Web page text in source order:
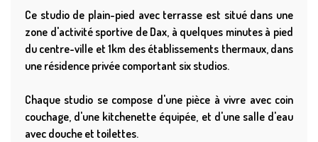
Ce studio de plain-pied avec terrasse est situé dans une
zone d'activité sportive de Dax, à quelques minutes à pied
du centre-ville et 1km des établissements thermaux, dans
une résidence privée comportant six studios.
Chaque studio se compose d'une pièce à vivre avec coin
couchage, d'une kitchenette équipée, et d'une salle d'eau
avec douche et toilettes.